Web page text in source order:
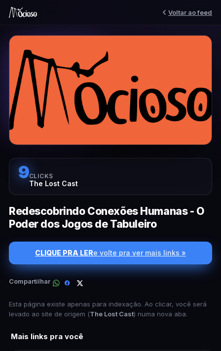
Voltar ao feed
9CLICKS
The Lost Cast
Redescobrindo Conexões Humanas - O
Poder dos Jogos de Tabuleiro
CLIQUE PRA LERe volte pra ver mais links »
Compartilhar
Esta página existe apenas para indexação. Ao clicar, você será
levado ao site de origem (The Lost Cast) numa nova aba.
Mais links pra você